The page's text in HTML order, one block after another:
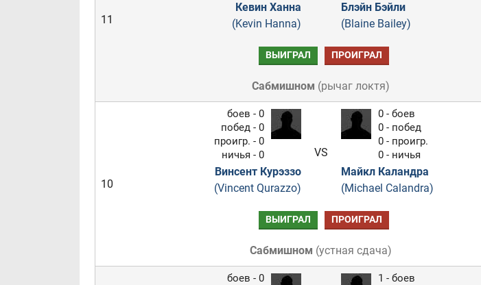
11
Кевин Ханна
(Kevin Hanna)
Блэйн Бэйли
(Blaine Bailey)
ВЫИГРАЛ ПРОИГРАЛ
Сабмишном (рычаг локтя)
10
боев - 0
побед - 0
проигр. - 0
ничья - 0
Винсент Курэззо
(Vincent Qurazzo)
VS
0 - боев
0 - побед
0 - проигр.
0 - ничья
Майкл Каландра
(Michael Calandra)
ВЫИГРАЛ ПРОИГРАЛ
Сабмишном (устная сдача)
боев - 0
1 - боев